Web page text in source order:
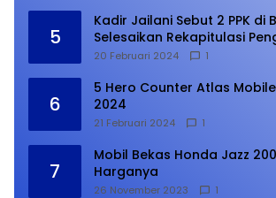
5
Kadir Jailani Sebut 2 PPK di
Selesaikan Rekapitulasi
Suara
20 Februari 2024 1
6
5 Hero Counter Atlas
2024
21 Februari 2024 1
7
Mobil Bekas Honda Jazz
Harganya
26 November 2023 1